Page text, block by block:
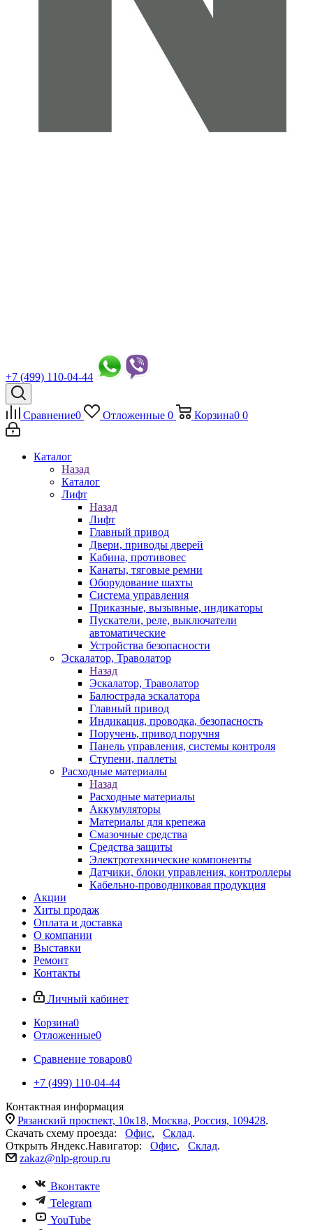
+7 (499) 110-04-44
Сравнение0 Отложенные 0 Корзина0 0
Каталог
Назад
Каталог
Лифт
Назад
Лифт
Главный привод
Двери, приводы дверей
Кабина, противовес
Канаты, тяговые ремни
Оборудование шахты
Система управления
Приказные, вызывные, индикаторы
Пускатели, реле, выключатели
автоматические
Устройства безопасности
Эскалатор, Траволатор
Назад
Эскалатор, Траволатор
Балюстрада эскалатора
Главный привод
Индикация, проводка, безопасность
Поручень, привод поручня
Панель управления, системы контроля
Ступени, паллеты
Расходные материалы
Назад
Расходные материалы
Аккумуляторы
Материалы для крепежа
Смазочные средства
Средства защиты
Электротехнические компоненты
Датчики, блоки управления, контроллеры
Кабельно-проводниковая продукция
Акции
Хиты продаж
Оплата и доставка
О компании
Выставки
Ремонт
Контакты
Личный кабинет
Корзина0
Отложенные0
Сравнение товаров0
+7 (499) 110-04-44
Контактная информация
Рязанский проспект, 10к18, Москва, Россия, 109428.
Скачать схему проезда: Офис, Склад.
Открыть Яндекс.Навигатор: Офис, Склад.
zakaz@nlp-group.ru
Вконтакте
Telegram
YouTube